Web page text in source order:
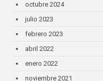
octubre 2024
julio 2023
febrero 2023
abril 2022
enero 2022
noviembre 2021